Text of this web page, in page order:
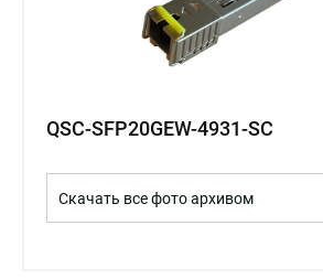
QSC-SFP20GEW-4931-SC
Скачать все фото архивом